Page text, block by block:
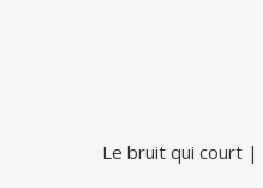
Le bruit qui court|